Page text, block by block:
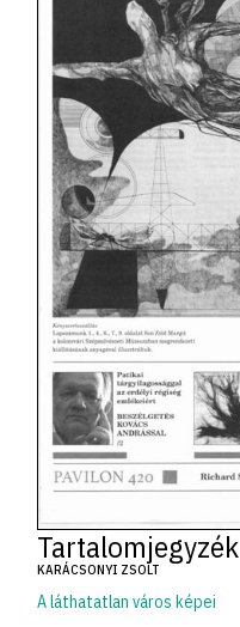
Tartalomjegyzék
KARÁCSONYI ZSOLT
A láthatatlan város képei